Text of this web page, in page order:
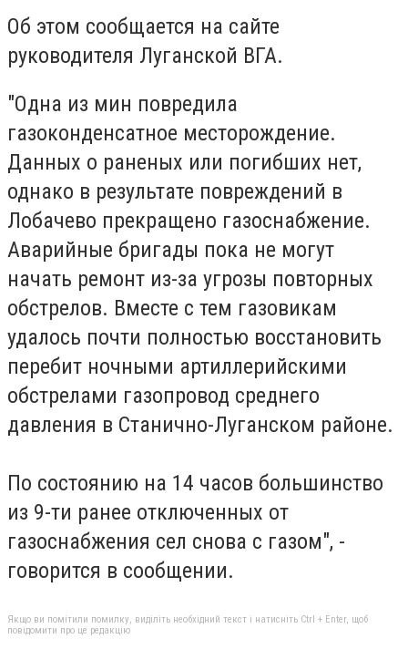
Об этом сообщается на сайте
руководителя Луганской ВГА.
"Одна из мин повредила
газоконденсатное месторождение.
Данных о раненых или погибших нет,
однако в результате повреждений в
Лобачево прекращено газоснабжение.
Аварийные бригады пока не могут
начать ремонт из-за угрозы повторных
обстрелов. Вместе с тем газовикам
удалось почти полностью восстановить
перебит ночными артиллерийскими
обстрелами газопровод среднего
давления в Станично-Луганском районе.
По состоянию на 14 часов большинство
из 9-ти ранее отключенных от
газоснабжения сел снова с газом", -
говорится в сообщении.
Якщо ви помітили помилку, виділіть необхідний текст і натисніть Ctrl + Enter, щоб
повідомити про це редакцію